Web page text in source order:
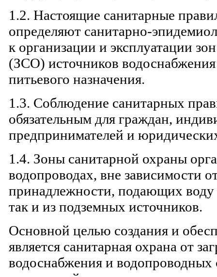
1.2. Настоящие санитарные
определяют санитарно-
к организации и эксплуатации
(ЗСО) источников
питьевого назначения.
1.3. Соблюдение санитарных
обязательным для граждан,
предпринимателей и
1.4. Зоны санитарной охраны
водопроводах, вне зависимости
принадлежности, подающих воду
так и из подземных источников.
Основной целью создания и
является санитарная охрана от
водоснабжения и